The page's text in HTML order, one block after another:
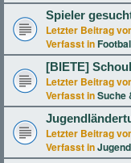
Spieler
Letzter Beitrag
Verfasst in
[BIETE]
Letzter Beitrag
Verfasst inSuche
Letzter Beitrag
Verfasst in